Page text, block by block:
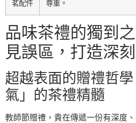
茗配件
尊重。
品味茶禮的獨到
見誤區，打造深
超越表面的贈禮哲
氣」的茶禮精髓
教師節贈禮，貴在傳遞一份有深度